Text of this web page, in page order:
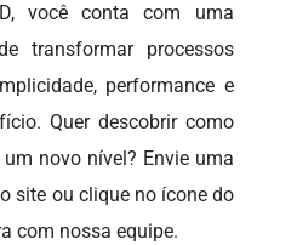
você conta com uma
transformar processos
performance e
Quer descobrir como
novo nível? Envie uma
site ou clique no ícone do
com nossa equipe.